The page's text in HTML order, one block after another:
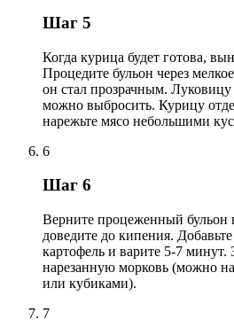
Шаг 5
Когда курица будет готова,
Процедите бульон через
он стал прозрачным. Луковицу
можно выбросить. Курицу
нарежьте мясо небольшими
6
Шаг 6
Верните процеженный
доведите до кипения.
картофель и варите 5-7 минут.
нарезанную морковь (можно
или кубиками).
7